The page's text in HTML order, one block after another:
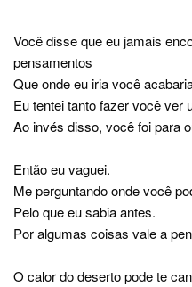
Você disse que eu jamais
pensamentos
Que onde eu iria você
Eu tentei tanto fazer você ver
Ao invés disso, você foi para
Então eu vaguei.
Me perguntando onde você
Pelo que eu sabia antes.
Por algumas coisas vale a
O calor do deserto pode te